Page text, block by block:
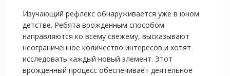
Изучающий рефлекс обнаруживается уже в юном
детстве. Ребята врожденным способом
направляются ко всему свежему, высказывают
неограниченное количество интересов и хотят
исследовать каждый новый элемент. Этот
врожденный процесс обеспечивает деятельное